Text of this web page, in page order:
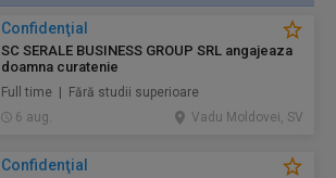
Confidenţial
SC SERALE BUSINESS GROUP SRL angajeaza
doamna curatenie
Full time | Fără studii superioare
6 aug.
Vadu Moldovei, SV
Confidenţial